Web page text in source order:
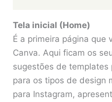
Tela inicial (Home)
É a primeira página que
Canva. Aqui ficam os
sugestões de templates
para os tipos de design
para Instagram,